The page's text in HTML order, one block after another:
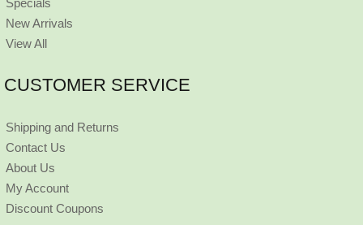
Specials
New Arrivals
View All
CUSTOMER SERVICE
Shipping and Returns
Contact Us
About Us
My Account
Discount Coupons